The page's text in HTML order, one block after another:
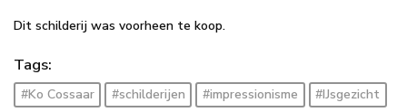
Dit schilderij was voorheen te koop.
Tags:
#Ko Cossaar #schilderijen #impressionisme
#IJsgezicht